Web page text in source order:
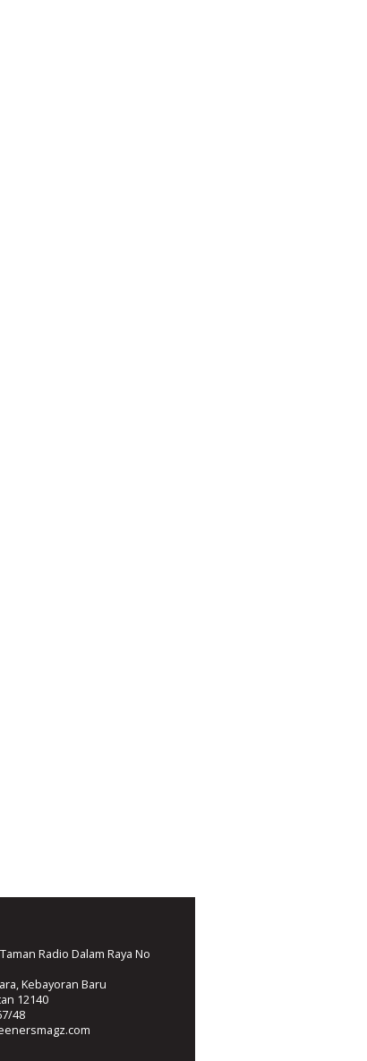
Taman Radio Dalam Raya No
Kebayoran Baru
12140
48